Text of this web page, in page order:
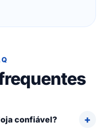
confiável?